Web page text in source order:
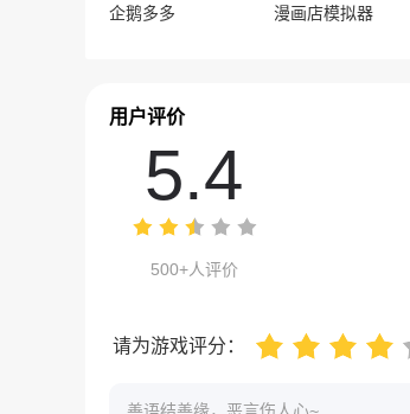
企鹅多多 漫画店模拟器
用户评价
5.4
500+人评价
请为游戏评分：